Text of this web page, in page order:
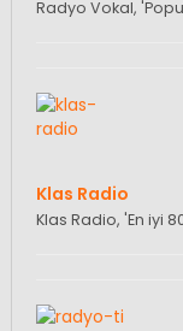
Radyo Vokal,
Klas Radio
Klas Radio, 'En iyi